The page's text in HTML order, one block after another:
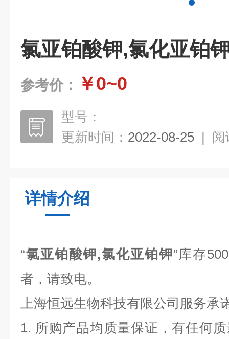
氯亚铂酸钾,氯化亚铂
参考价： ￥0~0
型号：
更新时间： 2022-08-25 | 阅
详情介绍
“氯亚铂酸钾,氯化亚铂钾”库存
者，请致电。
上海恒远生物科技有限公司服务承
1. 所购产品均质量保证，有任何